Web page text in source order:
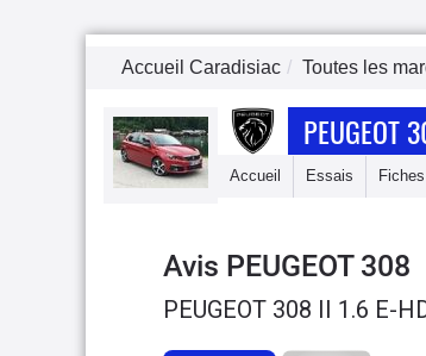
Accueil Caradisiac Toutes les
PEUGEOT
Accueil Essais
Avis PEUGEOT 308
PEUGEOT 308 II 1.6 E-